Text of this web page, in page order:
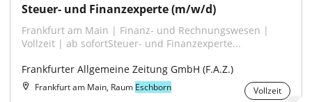
Steuer- und Finanzexperte (m/w/d)
Frankfurt am Main | Finanz- und Rechnungswesen |
Vollzeit | ab sofortSteuer- und Finanzexperte...
Frankfurter Allgemeine Zeitung GmbH (F.A.Z.)
Frankfurt am Main, Raum Eschborn Vollzeit